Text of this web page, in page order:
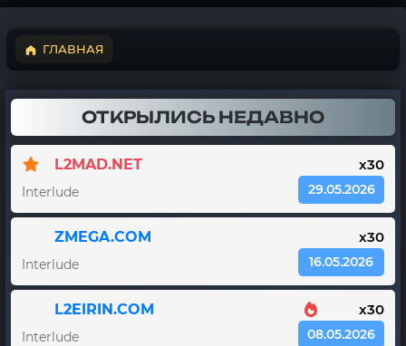
ГЛАВНАЯ
ОТКРЫЛИСЬ НЕДАВНО
L2MAD.NET x30
Interlude 29.05.2026
ZMEGA.COM x30
Interlude 16.05.2026
L2EIRIN.COM x30
Interlude 08.05.2026